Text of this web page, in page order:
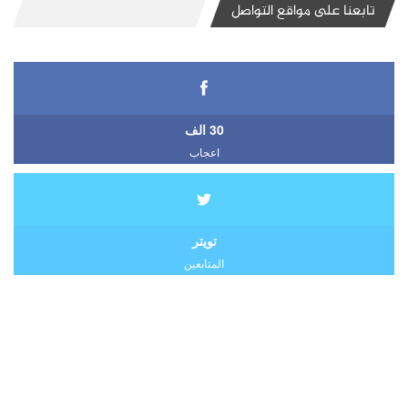
تابعنا على مواقع التواصل
30 الف
اعجاب
تويتر
المتابعين